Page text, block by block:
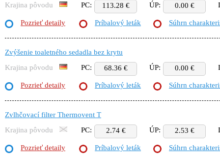
Krajina pôvodu
PC: 113.28 € ÚP: 0.00 €
Pozrieť detaily Príbalový leták Súhrn
Zvýšenie toaletného sedadla bez krytu
Krajina pôvodu
PC: 68.36 € ÚP: 0.00 €
Pozrieť detaily Príbalový leták Súhrn
Zvlhčovací filter Thermovent T
Krajina pôvodu
PC: 2.74 € ÚP: 2.53 €
Pozrieť detaily Príbalový leták Súhrn